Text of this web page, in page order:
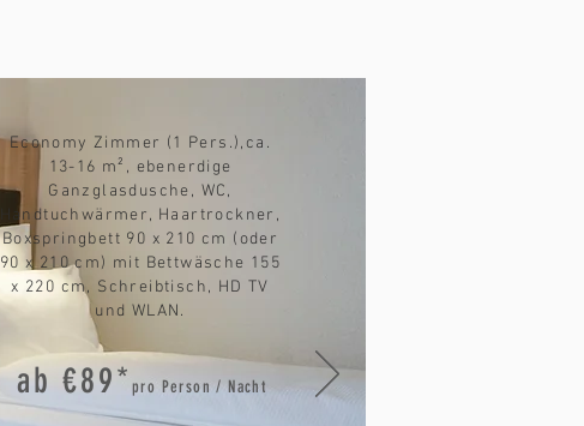
Economy Zimmer (1 Pers.),ca.
13-16 m², ebenerdige
Ganzglasdusche, WC,
Handtuchwärmer, Haartrockner,
Boxspringbett 90 x 210 cm (oder
90 x 210 cm) mit Bettwäsche 155
x 220 cm, Schreibtisch, HD TV
und WLAN.
ab €89*pro Person / Nacht